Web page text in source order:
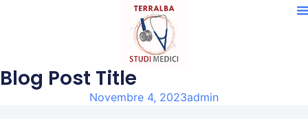
Blog Post Title
Novembre 4, 2023admin